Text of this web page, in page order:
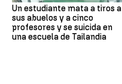
Un estudiante mata a tiros a
sus abuelos y a cinco
profesores y se suicida en
una escuela de Tailandia